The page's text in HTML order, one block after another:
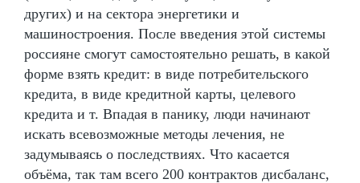
других) и на сектора энергетики и
машиностроения. После введения этой системы
россияне смогут самостоятельно решать, в какой
форме взять кредит: в виде потребительского
кредита, в виде кредитной карты, целевого
кредита и т. Впадая в панику, люди начинают
искать всевозможные методы лечения, не
задумываясь о последствиях. Что касается
объёма, так там всего 200 контрактов дисбаланс,